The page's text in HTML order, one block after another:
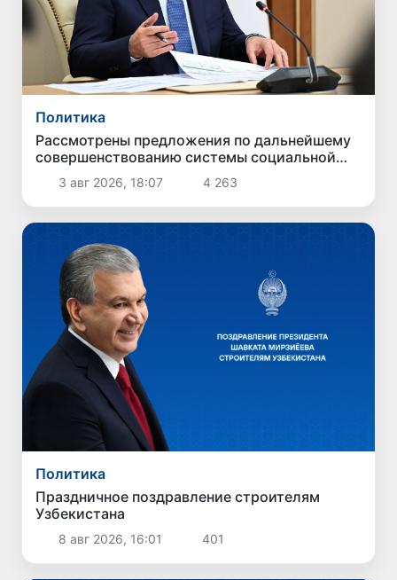
Политика
Рассмотрены предложения по дальнейшему
совершенствованию системы социальной
защиты
3 авг 2026, 18:07 4 263
Политика
Праздничное поздравление строителям
Узбекистана
8 авг 2026, 16:01 401